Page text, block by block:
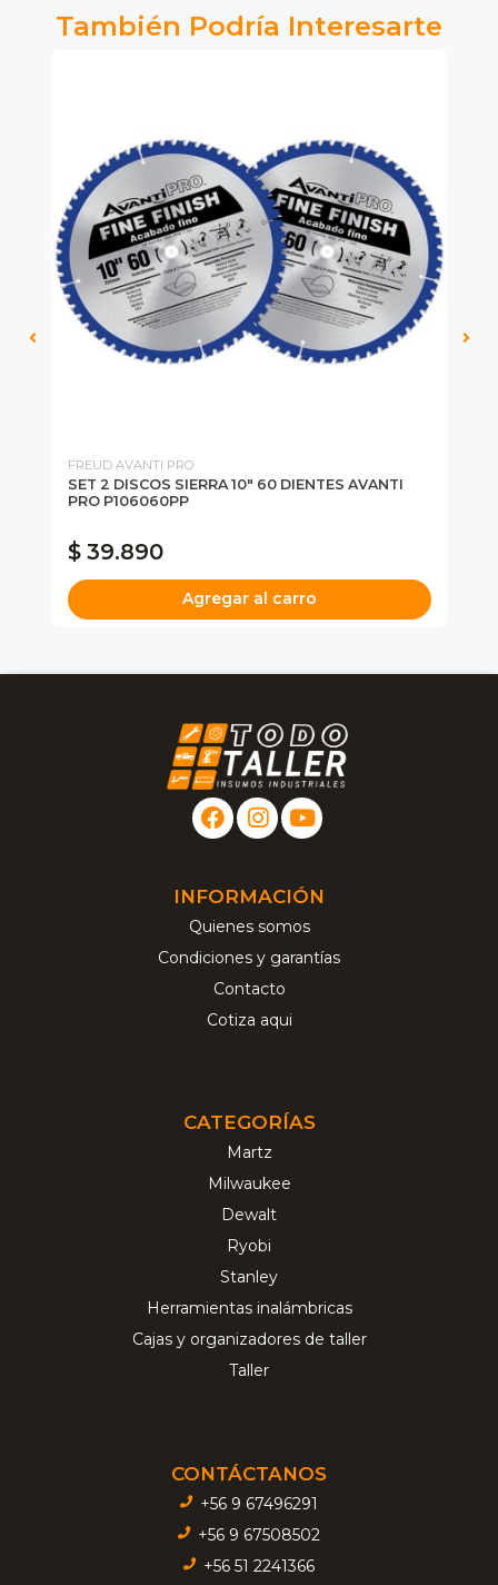
También Podría Interesarte
FREUD AVANTI PRO
SET 2 DISCOS SIERRA 10" 60 DIENTES AVANTI
PRO P106060PP
$ 39.890
Agregar al carro
INFORMACIÓN
Quienes somos
Condiciones y garantías
Contacto
Cotiza aqui
CATEGORÍAS
Martz
Milwaukee
Dewalt
Ryobi
Stanley
Herramientas inalámbricas
Cajas y organizadores de taller
Taller
CONTÁCTANOS
+56 9 67496291
+56 9 67508502
+56 51 2241366